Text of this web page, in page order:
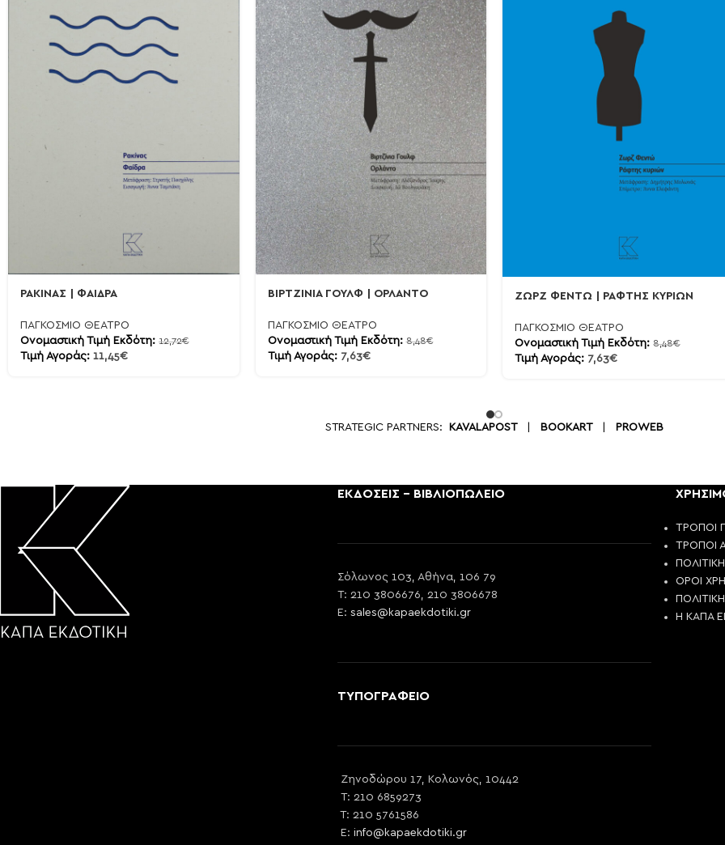
ΡΑΚΙΝΑΣ | ΦΑΙΔΡΑ
ΠΑΓΚΟΣΜΙΟ ΘΕΑΤΡΟ
Ονομαστική Τιμή Εκδότη: 12,72€
Τιμή Αγοράς: 11,45€
ΒΙΡΤΖΙΝΙΑ ΓΟΥΛΦ | ΟΡΛΑΝΤΟ
ΠΑΓΚΟΣΜΙΟ ΘΕΑΤΡΟ
Ονομαστική Τιμή Εκδότη:8,48€
Τιμή Αγοράς: 7,63€
ΖΩΡΖ ΦΕΝΤΩ | ΡΑΦΤΗΣ ΚΥΡΙΩΝ
ΠΑΓΚΟΣΜΙΟ ΘΕΑΤΡΟ
Ονομαστική Τιμή Εκδότη: 8,48€
Τιμή Αγοράς: 7,63€
STRATEGIC PARTNERS: KAVALAPOST| BOOKART| PROWEB
ΕΚΔΟΣΕΙΣ - ΒΙΒΛΙΟΠΩΛΕΙΟ
Σόλωνος 103, Αθήνα, 106 79
T: 210 3806676, 210 3806678
E:sales@kapaekdotiki.gr
ΤΥΠΟΓΡΑΦΕΙΟ
Ζηνοδώρου 17, Κολωνός, 10442
T: 210 6859273
T: 210 5761586
E:info@kapaekdotiki.gr
ΤΡΟΠΟΙ
ΤΡΟΠΟΙ
ΟΡΟΙ
Η ΚΑΠΑ